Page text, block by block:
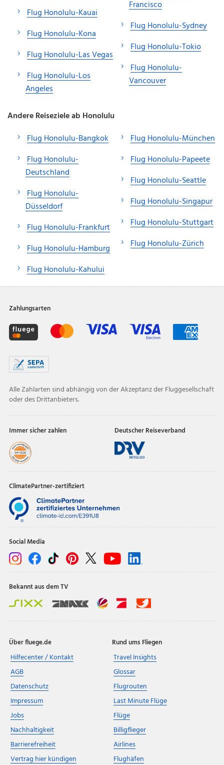
Flug Honolulu-Kauai
Flug Honolulu-Kona
Flug Honolulu-Las Vegas
Flug Honolulu-Los
Angeles
Francisco
Flug Honolulu-Sydney
Flug Honolulu-Tokio
Flug Honolulu-
Vancouver
Andere Reiseziele ab Honolulu
Flug Honolulu-Bangkok
Flug Honolulu-
Deutschland
Flug Honolulu-
Düsseldorf
Flug Honolulu-Frankfurt
Flug Honolulu-Hamburg
Flug Honolulu-Kahului
Flug Honolulu-München
Flug Honolulu-Papeete
Flug Honolulu-Seattle
Flug Honolulu-Singapur
Flug Honolulu-Stuttgart
Flug Honolulu-Zürich